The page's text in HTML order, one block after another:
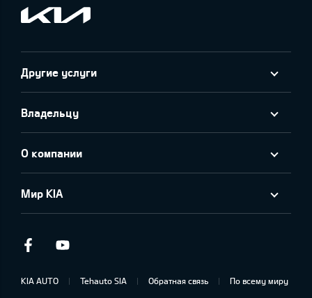
Другие услуги
Владельцу
О компании
Мир KIA
Facebook
KIA AUTO Tehauto SIA Обратная связь По всему миру